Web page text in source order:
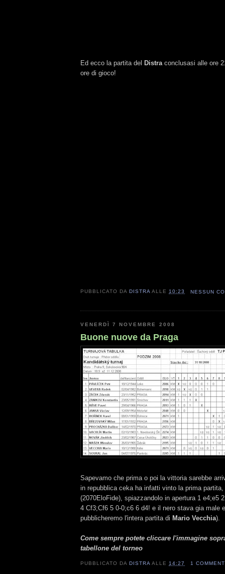
Ed ecco la partita del Distra conclusasi alle ore
ore di gioco!
PUBBLICATO DA DISTRA ALLE10:23 NESSUN
VENERDÌ 7 NOVEMBRE 2008
Buone nuove da Praga
Sapevamo che prima o poi la vittoria sarebbe
in repubblica ceka ha infatti vinto la prima
(2070EloFide), spiazzandolo in apertura 1 e4;e5
4 Cf3;Cf6 5 0-0;c6 6 d4! e il nero stava gia male
pubblicheremo l'intera partita di Mario Vecchia).
Come sempre potete cliccare l'immagine
tabellone del torneo
PUBBLICATO DA DISTRA ALLE14:27 1